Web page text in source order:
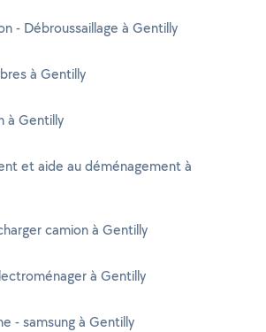
- Débroussaillage à Gentilly
à Gentilly
à Gentilly
et aide au déménagement à
camion à Gentilly
à Gentilly
- samsung à Gentilly